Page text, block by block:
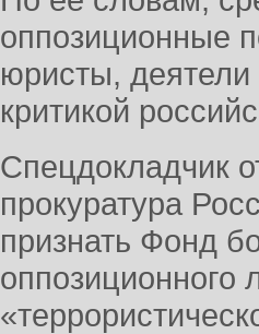
оппозиционные
юристы, деятели
критикой
Спецдокладчик
прокуратура
признать Фонд
оппозиционного